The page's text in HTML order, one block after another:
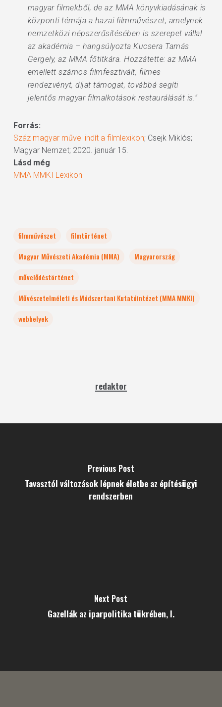
magyar filmekből, de az MMA könyvkiadásának is
központi témája a hazai filmművészet, amelynek
nemzetközi népszerűsítésében is szerepet vállal
az akadémia – hangsúlyozta Kucsera Tamás
Gergely, az MMA főtitkára. Hozzátette: az MMA
emellett számos filmfesztivált, filmes
rendezvényt, díjat támogat, továbbá segíti
jelentős magyar filmalkotások restaurálását is.”
Forrás:
Száz magyar művel indít a filmlexikon; Csejk Miklós;
Magyar Nemzet; 2020. január 15.
Lásd még
MMA MMKI Lexikon
filmművészet
filmtörténet
Magyar Művészeti Akadémia (MMA)
Magyarország
művelődéstörténet
Művészetelméleti és Módszertani Kutatóintézet (MMA MMKI)
webhelyek
redaktor
Previous Post
Tavasztól változások lépnek életbe az építésügyi
rendszerben
Next Post
Gazellák az iparpolitika tükrében, I.